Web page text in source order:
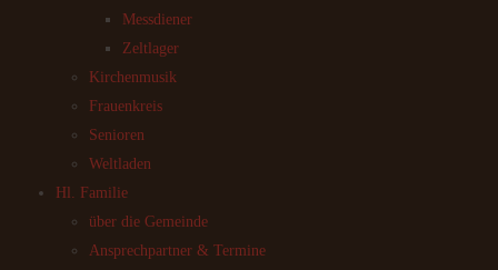
Messdiener
Zeltlager
Kirchenmusik
Frauenkreis
Senioren
Weltladen
Hl. Familie
über die Gemeinde
Ansprechpartner & Termine